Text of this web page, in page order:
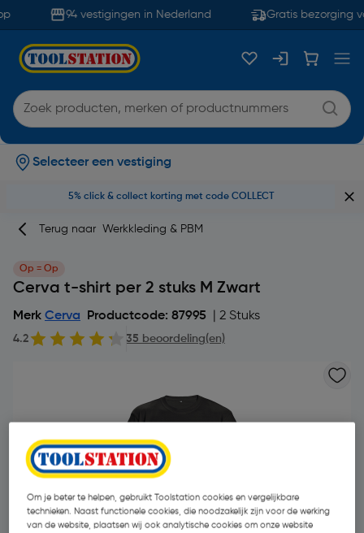
94 vestigingen in Nederland Gratis bezorging
Selecteer een vestiging
5% click & collect korting met code COLLECT
Terug naar Werkkleding & PBM
Op = Op
Cerva t-shirt per 2 stuks M Zwart
Merk Cerva Productcode: 87995 | 2 Stuks
4.2 35 beoordeling(en)
Om je beter te helpen, gebruikt Toolstation cookies en vergelijkbare
technieken. Naast functionele cookies, die noodzakelijk zijn voor de werking
van de website, plaatsen wij ook analytische cookies om onze website